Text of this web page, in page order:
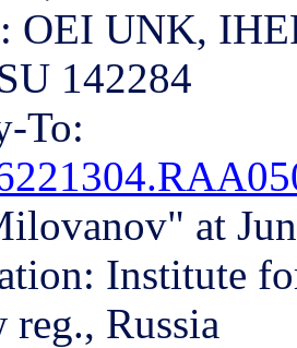
OEI UNK,
142284
To:
at
Institute
reg., Russia